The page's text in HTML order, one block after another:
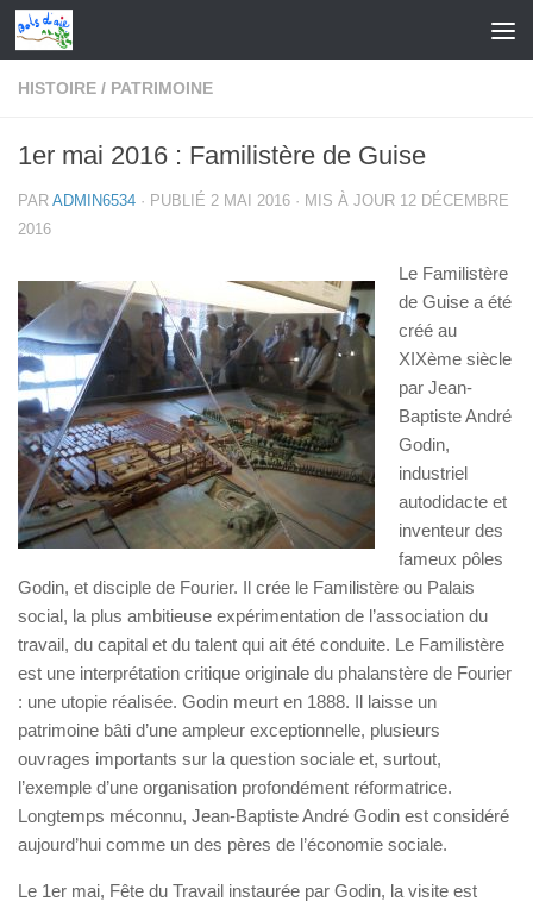
Skip to content
HISTOIRE / PATRIMOINE
1er mai 2016 : Familistère de Guise
PAR ADMIN6534 · PUBLIÉ 2 MAI 2016 · MIS À JOUR 12 DÉCEMBRE
2016
Le Familistère
de Guise a été
créé au
XIXème siècle
par Jean-
Baptiste André
Godin,
industriel
autodidacte et
inventeur des
fameux pôles
Godin, et disciple de Fourier. Il crée le Familistère ou Palais
social, la plus ambitieuse expérimentation de l’association du
travail, du capital et du talent qui ait été conduite. Le Familistère
est une interprétation critique originale du phalanstère de Fourier
: une utopie réalisée. Godin meurt en 1888. Il laisse un
patrimoine bâti d’une ampleur exceptionnelle, plusieurs
ouvrages importants sur la question sociale et, surtout,
l’exemple d’une organisation profondément réformatrice.
Longtemps méconnu, Jean-Baptiste André Godin est considéré
aujourd’hui comme un des pères de l’économie sociale.
Le 1er mai, Fête du Travail instaurée par Godin, la visite est